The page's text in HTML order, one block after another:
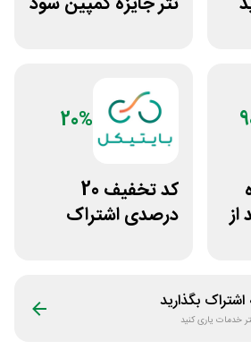
از
20%
کد تخفیف 20
درصدی اشتراک
بگذارید
خدمات یاری کنید